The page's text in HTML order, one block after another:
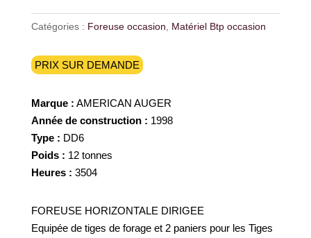
Catégories : Foreuse occasion, Matériel Btp occasion
PRIX SUR DEMANDE
Marque : AMERICAN AUGER
Année de construction : 1998
Type : DD6
Poids : 12 tonnes
Heures : 3504
FOREUSE HORIZONTALE DIRIGEE
Equipée de tiges de forage et 2 paniers pour les Tiges